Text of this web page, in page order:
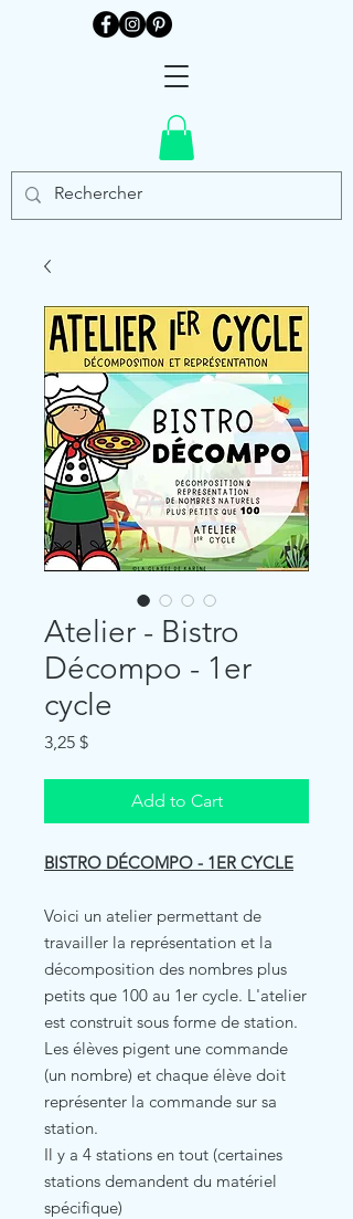
Atelier - Bistro
Décompo - 1er
cycle
3,25 $Price
Add to Cart
BISTRO DÉCOMPO - 1ER CYCLE
Voici un atelier permettant de
travailler la représentation et la
décomposition des nombres plus
petits que 100 au 1er cycle. L'atelier
est construit sous forme de station.
Les élèves pigent une commande
(un nombre) et chaque élève doit
représenter la commande sur sa
station.
Il y a 4 stations en tout (certaines
stations demandent du matériel
spécifique)